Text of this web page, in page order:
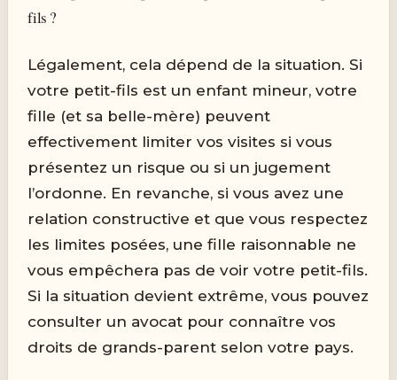
fils ?
Légalement, cela dépend de la situation. Si
votre petit-fils est un enfant mineur, votre
fille (et sa belle-mère) peuvent
effectivement limiter vos visites si vous
présentez un risque ou si un jugement
l’ordonne. En revanche, si vous avez une
relation constructive et que vous respectez
les limites posées, une fille raisonnable ne
vous empêchera pas de voir votre petit-fils.
Si la situation devient extrême, vous pouvez
consulter un avocat pour connaître vos
droits de grands-parent selon votre pays.